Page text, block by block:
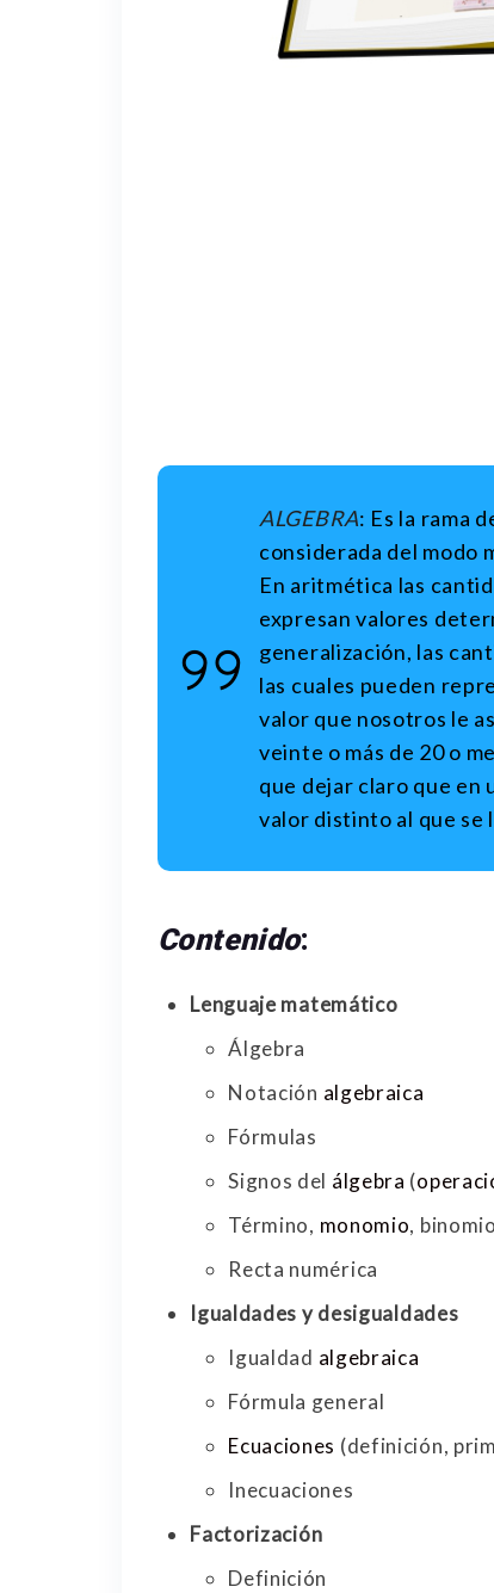
ALGEBRA: Es la rama
considerada del modo
En aritmética las
expresan valores
generalización, las
las cuales pueden
valor que nosotros le
veinte o más de 20 o
que dejar claro que en
valor distinto al que se
Contenido:
Lenguaje matemático
Álgebra
Notación algebraica
Fórmulas
Signos del álgebra (
Término, monomio,
Recta numérica
Igualdades y desigualdades
Igualdad algebraica
Fórmula general
Ecuaciones (definición,
Inecuaciones
Factorización
Definición